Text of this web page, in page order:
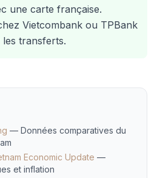
une carte française.
Vietcombank ou TPBank
transferts.
— Données comparatives du
Economic Update —
et inflation